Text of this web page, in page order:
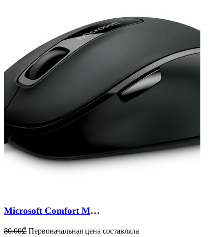
Microsoft Comfort Mouse 4500
80.00₾ Первоначальная цена составляла